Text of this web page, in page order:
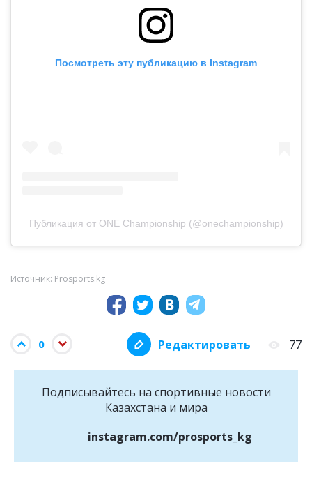
Посмотреть эту публикацию в Instagram
Публикация от ONE Championship (@onechampionship)
Источник: Prosports.kg
0 Редактировать 77
Подписывайтесь на cпортивные новости
Казахстана и мира
instagram.com/prosports_kg